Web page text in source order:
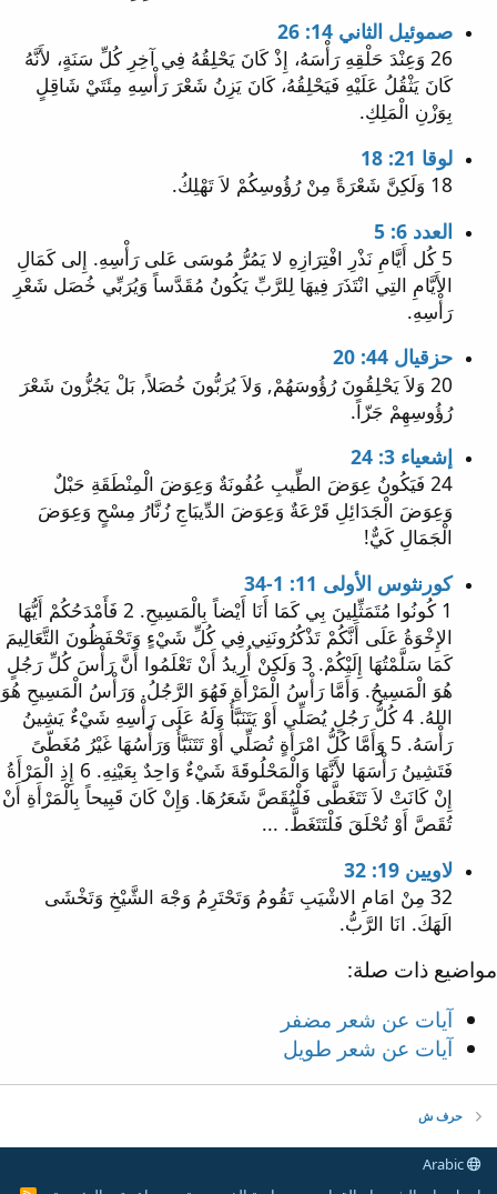
صموئيل الثاني 14: 26
26 وَعِنْدَ حَلْقِهِ رَأْسَهُ، إِذْ كَانَ يَحْلِقُهُ فِي آخِرِ كُلِّ سَنَةٍ، لأَنَّهُ
كَانَ يَثْقُلُ عَلَيْهِ فَيَحْلِقُهُ، كَانَ يَزِنُ شَعْرَ رَأْسِهِ مِئَتَيْ شَاقِلٍ
بِوَزْنِ الْمَلِكِ.
لوقا 21: 18
18 وَلَكِنَّ شَعْرَةً مِنْ رُؤُوسِكُمْ لاَ تَهْلِكُ.
العدد 6: 5
5 كُل أَيَّامِ نَذْرِ افْتِرَازِهِ لا يَمُرُّ مُوسَى عَلى رَأْسِهِ. إِلى كَمَالِ
الأَيَّامِ التِي انْتَذَرَ فِيهَا لِلرَّبِّ يَكُونُ مُقَدَّساً وَيُرَبِّي خُصَل شَعْرِ
رَأْسِهِ.
حزقيال 44: 20
20 وَلاَ يَحْلِقُونَ رُؤُوسَهُمْ, وَلاَ يُرَبُّونَ خُصَلاً, بَلْ يَجُزُّونَ شَعْرَ
رُؤُوسِهِمْ جَزّاً.
إشعياء 3: 24
24 فَيَكُونُ عِوَضَ الطِّيبِ عُفُونَةٌ وَعِوَضَ الْمِنْطَقَةِ حَبْلٌ
وَعِوَضَ الْجَدَائِلِ قَرْعَةٌ وَعِوَضَ الدِّيبَاجِ زُنَّارُ مِسْحٍ وَعِوَضَ
الْجَمَالِ كَيٌّ!
كورنثوس الأولى 11: 1-34
1 كُونُوا مُتَمَثِّلِينَ بِي كَمَا أَنَا أَيْضاً بِالْمَسِيحِ. 2 فَأَمْدَحُكُمْ أَيُّهَا
الإِخْوَةُ عَلَى أَنَّكُمْ تَذْكُرُونَنِي فِي كُلِّ شَيْءٍ وَتَحْفَظُونَ التَّعَالِيمَ
كَمَا سَلَّمْتُهَا إِلَيْكُمْ. 3 وَلَكِنْ أُرِيدُ أَنْ تَعْلَمُوا أَنَّ رَأْسَ كُلِّ رَجُلٍ
هُوَ الْمَسِيحُ. وَأَمَّا رَأْسُ الْمَرْأَةِ فَهُوَ الرَّجُلُ. وَرَأْسُ الْمَسِيحِ هُوَ
اللهُ. 4 كُلُّ رَجُلٍ يُصَلِّي أَوْ يَتَنَبَّأُ وَلَهُ عَلَى رَأْسِهِ شَيْءٌ يَشِينُ
رَأْسَهُ. 5 وَأَمَّا كُلُّ امْرَأَةٍ تُصَلِّي أَوْ تَتَنَبَّأُ وَرَأْسُهَا غَيْرُ مُغَطّىً
فَتَشِينُ رَأْسَهَا لأَنَّهَا وَالْمَحْلُوقَةَ شَيْءٌ وَاحِدٌ بِعَيْنِهِ. 6 إِذِ الْمَرْأَةُ
إِنْ كَانَتْ لاَ تَتَغَطَّى فَلْيُقَصَّ شَعَرُهَا. وَإِنْ كَانَ قَبِيحاً بِالْمَرْأَةِ أَنْ
تُقَصَّ أَوْ تُحْلَقَ فَلْتَتَغَطَّ. ...
لاويين 19: 32
32 مِنْ امَامِ الاشْيَبِ تَقُومُ وَتَحْتَرِمُ وَجْهَ الشَّيْخِ وَتَخْشَى
الَهَكَ. انَا الرَّبُّ.
مواضيع ذات صلة:
آيات عن شعر مضفر
آيات عن شعر طويل
حرف ش